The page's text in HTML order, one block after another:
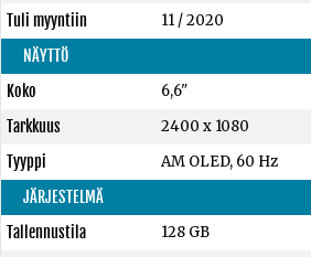
Tuli myyntiin
11 / 2020
NÄYTTÖ
Koko
6,6"
Tarkkuus
2400 x 1080
Tyyppi
AM OLED, 60 Hz
JÄRJESTELMÄ
Tallennustila
128 GB